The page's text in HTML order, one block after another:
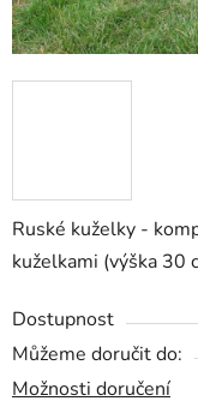
Ruské kuželky -
kuželkami (výška 30
Dostupnost
Můžeme doručit do:
Možnosti doručení